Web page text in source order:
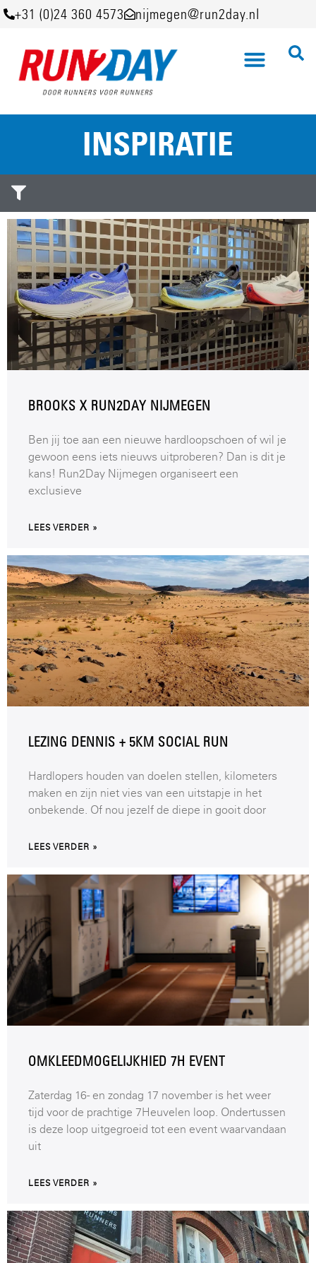
+31 (0)24 360 4573 nijmegen@run2day.nl
INSPIRATIE
BROOKS X RUN2DAY NIJMEGEN
Ben jij toe aan een nieuwe hardloopschoen of wil je
gewoon eens iets nieuws uitproberen? Dan is dit je
kans! Run2Day Nijmegen organiseert een
exclusieve
LEES VERDER »
LEZING DENNIS + 5KM SOCIAL RUN
Hardlopers houden van doelen stellen, kilometers
maken en zijn niet vies van een uitstapje in het
onbekende. Of nou jezelf de diepe in gooit door
LEES VERDER »
OMKLEEDMOGELIJKHIED 7H EVENT
Zaterdag 16- en zondag 17 november is het weer
tijd voor de prachtige 7Heuvelen loop. Ondertussen
is deze loop uitgegroeid tot een event waarvandaan
uit
LEES VERDER »